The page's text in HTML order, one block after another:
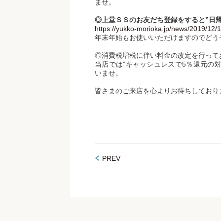
ませ。
◎上堂ＳＳのお友だち登録をすると”日
https://yukko-morioka.jp/news/2019/12/
年末年始もお使いいただけますのでど
◎消費税増税に伴い料金の改定を行って
当店では”キャッシュレスで5％還元の
いませ。
皆さまのご来店を心よりお待ちしており
PREV